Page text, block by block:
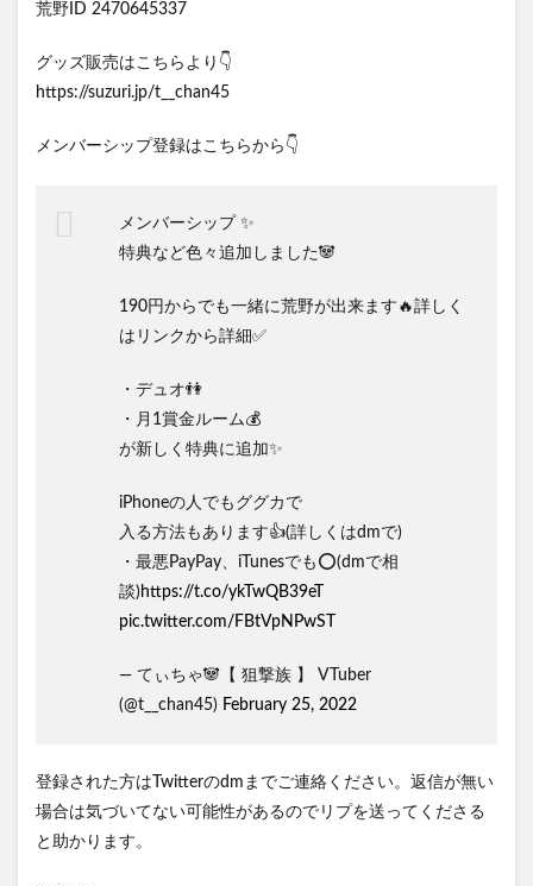
荒野ID 2470645337
グッズ販売はこちらより👇
https://suzuri.jp/t__chan45
メンバーシップ登録はこちらから👇
メンバーシップ ✨
特典など色々追加しました🐼
190円からでも一緒に荒野が出来ます🔥詳しく
はリンクから詳細✅
・デュオ👫
・月1賞金ルーム💰
が新しく特典に追加✨
iPhoneの人でもググカで
入る方法もあります👍(詳しくはdmで)
・最悪PayPay、iTunesでも⭕️(dmで相
談)https://t.co/ykTwQB39eT
pic.twitter.com/FBtVpNPwST
— てぃちゃ🐼【 狙撃族 】 VTuber
(@t__chan45) February 25, 2022
登録された方はTwitterのdmまでご連絡ください。返信が無い
場合は気づいてない可能性があるのでリプを送ってくださる
と助かります。